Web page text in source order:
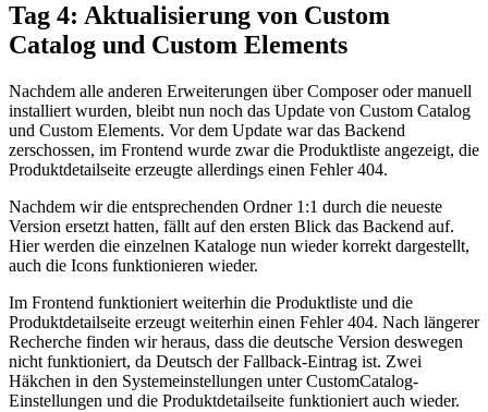
Tag 4: Aktualisierung von Custom
Catalog und Custom Elements
Nachdem alle anderen Erweiterungen über Composer oder manuell
installiert wurden, bleibt nun noch das Update von Custom Catalog
und Custom Elements. Vor dem Update war das Backend
zerschossen, im Frontend wurde zwar die Produktliste angezeigt, die
Produktdetailseite erzeugte allerdings einen Fehler 404.
Nachdem wir die entsprechenden Ordner 1:1 durch die neueste
Version ersetzt hatten, fällt auf den ersten Blick das Backend auf.
Hier werden die einzelnen Kataloge nun wieder korrekt dargestellt,
auch die Icons funktionieren wieder.
Im Frontend funktioniert weiterhin die Produktliste und die
Produktdetailseite erzeugt weiterhin einen Fehler 404. Nach längerer
Recherche finden wir heraus, dass die deutsche Version deswegen
nicht funktioniert, da Deutsch der Fallback-Eintrag ist. Zwei
Häkchen in den Systemeinstellungen unter CustomCatalog-
Einstellungen und die Produktdetailseite funktioniert auch wieder.